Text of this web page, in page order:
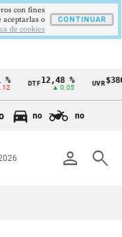
12,48 %
▲ 0.05
UVR
no no
person search
con fines
aceptarlas o
de cookies
CONTINUAR